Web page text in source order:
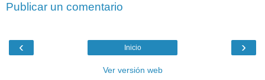
Publicar un comentario
‹ ›
Inicio
Ver versión web